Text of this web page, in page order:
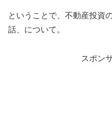
ということで、不動産投
話、について。
スポン